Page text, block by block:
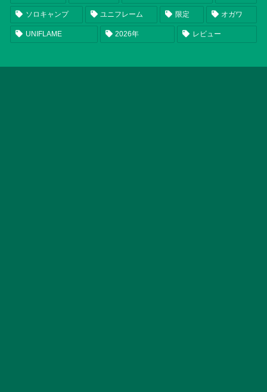
ソロキャンプ ユニフレーム 限定 オガワ
UNIFLAME 2026年 レビュー